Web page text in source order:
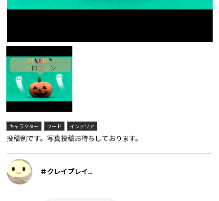
キャラクター フード インテリア
投稿例です。写真投稿お待ちしております。
＃クレイプレイ...